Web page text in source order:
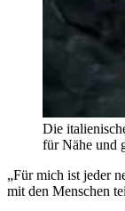
Die
für Nähe und
„Für mich ist jeder
mit den Menschen